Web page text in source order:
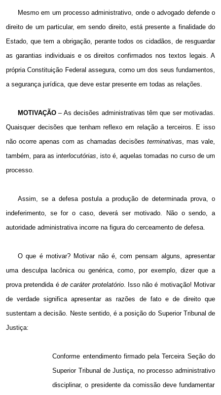
Mesmo em um processo administrativo, onde o advogado defende o
direito de um particular, em sendo direito, está presente a finalidade do
Estado, que tem a obrigação, perante todos os cidadãos, de resguardar
as garantias individuais e os direitos confirmados nos textos legais. A
própria Constituição Federal assegura, como um dos seus fundamentos,
a segurança jurídica, que deve estar presente em todas as relações.
MOTIVAÇÃO – As decisões administrativas têm que ser motivadas.
Quaisquer decisões que tenham reflexo em relação a terceiros. E isso
não ocorre apenas com as chamadas decisões terminativas, mas vale,
também, para as interlocutórias, isto é, aquelas tomadas no curso de um
processo.
Assim, se a defesa postula a produção de determinada prova, o
indeferimento, se for o caso, deverá ser motivado. Não o sendo, a
autoridade administrativa incorre na figura do cerceamento de defesa.
O que é motivar? Motivar não é, com pensam alguns, apresentar
uma desculpa lacônica ou genérica, como, por exemplo, dizer que a
prova pretendida é de caráter protelatório. Isso não é motivação! Motivar
de verdade significa apresentar as razões de fato e de direito que
sustentam a decisão. Neste sentido, é a posição do Superior Tribunal de
Justiça:
Conforme entendimento firmado pela Terceira Seção do
Superior Tribunal de Justiça, noprocesso administrativo
disciplinar, o presidente da comissão deve fundamentar